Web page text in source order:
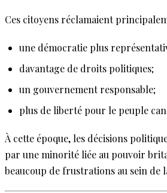
Ces citoyens réclamaient
une démocratie plus
davantage de droits politiques;
un gouvernement responsable;
plus de liberté pour le peuple
À cette époque, les décisions
par une minorité liée au pouvoir
beaucoup de frustrations au sein de